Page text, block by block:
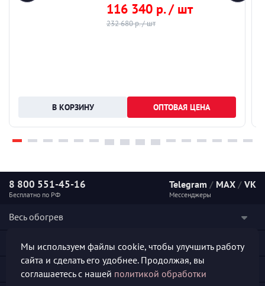
116 340 р. / шт
232 680 р. / шт
ОПТОВАЯ ЦЕНА
8 800 551-45-16
Бесплатно по РФ
Telegram / MAX / VK
Мессенджеры
Весь обогрев
Наши услуги
Мы используем файлы cookie, чтобы улучшить работу
сайта и сделать его удобнее. Продолжая, вы
соглашаетесь с нашей политикой обработки